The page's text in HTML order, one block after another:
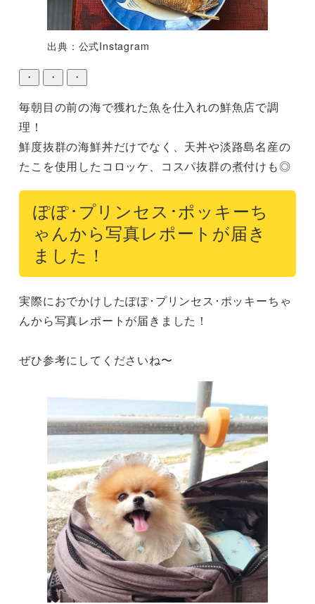
出典：公式Instagram
・ ・ ・
毎朝目の前の海で獲れた魚を仕入れの鮮魚店で調
理！
鮮度抜群の海鮮丼だけでなく、天丼や淡路島名産の
たこを使用したコロッケ、コスパ抜群の煮付けも◎
ぽぽ･プリンセス･ポッキーち
ゃんから写真レポートが届き
ました！
実際におでかけしたぽぽ･プリンセス･ポッキーちゃ
んから写真レポートが届きました！
ぜひ参考にしてくださいね〜